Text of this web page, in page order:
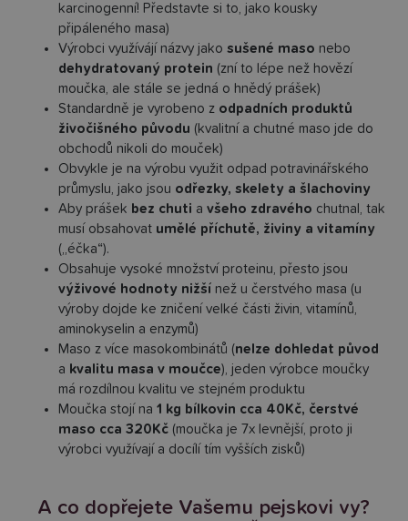
karcinogenní! Představte si to, jako kousky
připáleného masa)
Výrobci využívájí názvy jako sušené maso nebo
dehydratovaný protein (zní to lépe než hovězí
moučka, ale stále se jedná o hnědý prášek)
Standardně je vyrobeno z odpadních produktů
živočišného původu (kvalitní a chutné maso jde do
obchodů nikoli do mouček)
Obvykle je na výrobu využit odpad potravinářského
průmyslu, jako jsou odřezky, skelety a šlachoviny
Aby prášek bez chuti a všeho zdravého chutnal, tak
musí obsahovat umělé příchutě, živiny a vitamíny
(„éčka“).
Obsahuje vysoké množství proteinu, přesto jsou
výživové hodnoty nižší než u čerstvého masa (u
výroby dojde ke zničení velké části živin, vitamínů,
aminokyselin a enzymů)
Maso z více masokombinátů (nelze dohledat původ
a kvalitu masa v moučce), jeden výrobce moučky
má rozdílnou kvalitu ve stejném produktu
Moučka stojí na 1 kg bílkovin cca 40Kč, čerstvé
maso cca 320Kč (moučka je 7x levnější, proto ji
výrobci využívají a docílí tím vyšších zisků)
A co dopřejete Vašemu pejskovi vy?